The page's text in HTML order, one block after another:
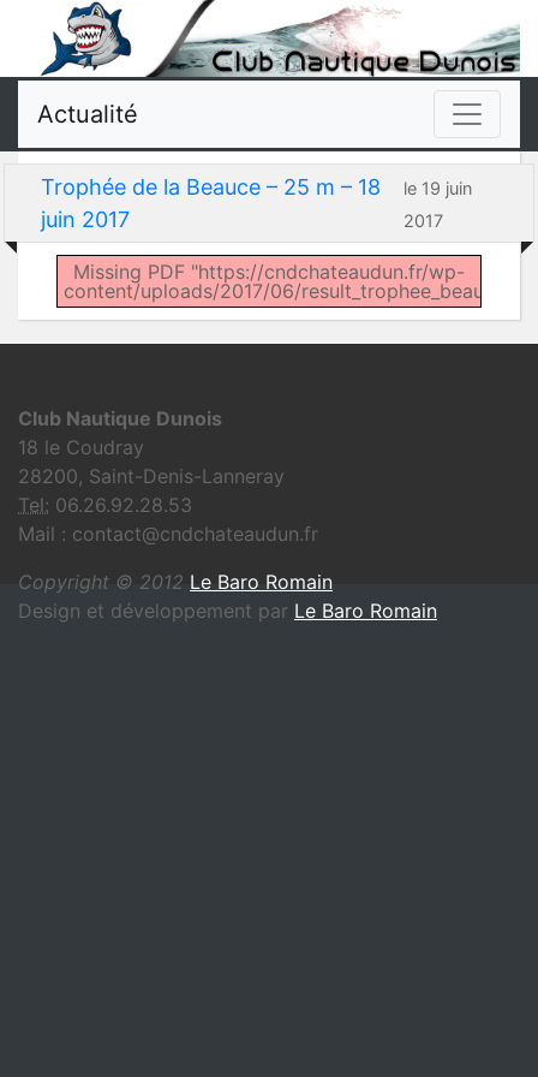
Actualité
Trophée de la Beauce – 25 m – 18
juin 2017
le 19 juin
2017
Missing PDF "https://cndchateaudun.fr/wp-
content/uploads/2017/06/
Club Nautique Dunois
18 le Coudray
28200, Saint-Denis-Lanneray
Tel: 06.26.92.28.53
Mail : contact@cndchateaudun.fr
Copyright © 2012 Le Baro Romain
Design et développement par Le Baro Romain